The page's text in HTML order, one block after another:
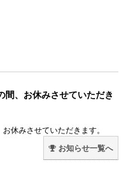
間、お休みさせていただき
休みさせていただきます。
お知らせ一覧へ